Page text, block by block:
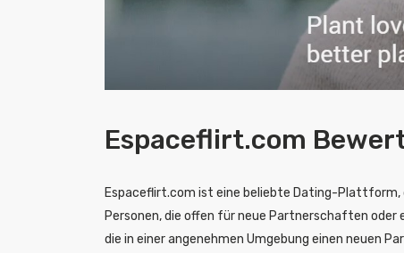
Espaceflirt.com
Espaceflirt.com ist eine beliebte Dating-Plattform,
Personen, die offen für neue Partnerschaften oder
die in einer angenehmen Umgebung einen neuen